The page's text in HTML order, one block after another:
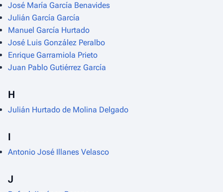
José María García Benavides
Julián García García
Manuel García Hurtado
José Luis González Peralbo
Enrique Garramiola Prieto
Juan Pablo Gutiérrez García
H
Julián Hurtado de Molina Delgado
I
Antonio José Illanes Velasco
J